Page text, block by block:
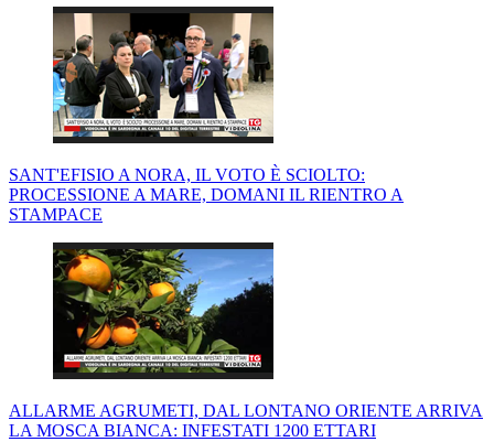
SANT'EFISIO A NORA, IL VOTO È SCIOLTO:
PROCESSIONE A MARE, DOMANI IL RIENTRO A
STAMPACE
ALLARME AGRUMETI, DAL LONTANO ORIENTE ARRIVA
LA MOSCA BIANCA: INFESTATI 1200 ETTARI